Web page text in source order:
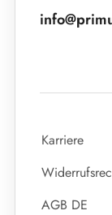
Karriere
AGB DE